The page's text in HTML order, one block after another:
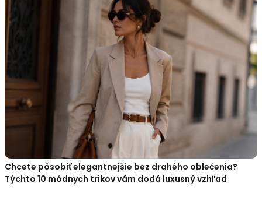
Chcete pôsobiť elegantnejšie bez drahého oblečenia?
Týchto 10 módnych trikov vám dodá luxusný vzhľad